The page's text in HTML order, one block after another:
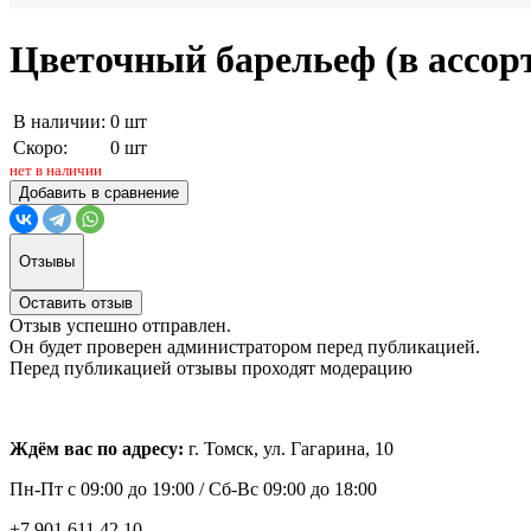
Цветочный барельеф (в
В наличии: 0 шт
Скоро:
0 шт
нет в наличии
Добавить в сравнение
Отзывы
Оставить отзыв
Отзыв успешно отправлен.
Он будет проверен администратором перед публикацией.
Перед публикацией отзывы проходят модерацию
Ждём вас по адресу: г. Томск, ул. Гагарина, 10
Пн-Пт с 09:00 до 19:00 /Сб-Вс 09:00 до 18:00